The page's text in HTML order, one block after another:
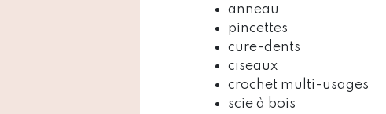
anneau
pincettes
cure-dents
ciseaux
crochet multi-usages
scie à bois